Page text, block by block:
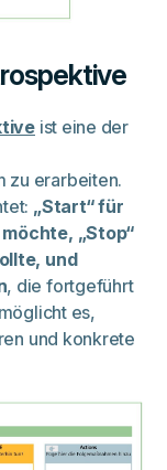
ist eine der
zu erarbeiten.
„Start“ für
„Stop“
und
, die fortgeführt
es,
und konkrete